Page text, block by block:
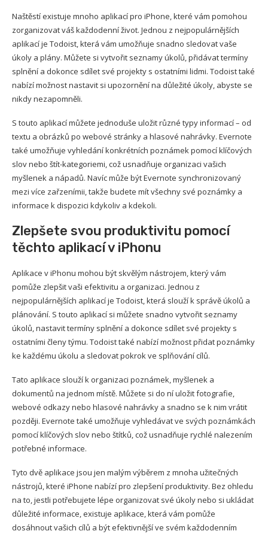
Naštěstí existuje mnoho aplikací pro iPhone, které vám pomohou
zorganizovat váš každodenní život. Jednou z nejpopulárnějších
aplikací je Todoist, která vám umožňuje snadno sledovat vaše
úkoly a plány. Můžete si vytvořit seznamy úkolů, přidávat termíny
splnění a dokonce sdílet své projekty s ostatními lidmi. Todoist také
nabízí možnost nastavit si upozornění na důležité úkoly, abyste se
nikdy nezapomněli.
S touto aplikací můžete jednoduše uložit různé typy informací – od
textu a obrázků po webové stránky a hlasové nahrávky. Evernote
také umožňuje vyhledání konkrétních poznámek pomocí klíčových
slov nebo štít-kategoriemi, což usnadňuje organizaci vašich
myšlenek a nápadů. Navíc může být Evernote synchronizovaný
mezi více zařzenímii, takže budete mít všechny své poznámky a
informace k dispozici kdykoliv a kdekoli.
Zlepšete svou produktivitu pomocí
těchto aplikací v iPhonu
Aplikace v iPhonu mohou být skvělým nástrojem, který vám
pomůže zlepšit vaši efektivitu a organizaci. Jednou z
nejpopulárnějších aplikací je Todoist, která slouží k správě úkolů a
plánování. S touto aplikací si můžete snadno vytvořit seznamy
úkolů, nastavit termíny splnění a dokonce sdílet své projekty s
ostatními členy týmu. Todoist také nabízí možnost přidat poznámky
ke každému úkolu a sledovat pokrok ve splňování cílů.
Tato aplikace slouží k organizaci poznámek, myšlenek a
dokumentů na jednom místě. Můžete si do ní uložit fotografie,
webové odkazy nebo hlasové nahrávky a snadno se k nim vrátit
později. Evernote také umožňuje vyhledávat ve svých poznámkách
pomocí klíčových slov nebo štítků, což usnadňuje rychlé nalezením
potřebné informace.
Tyto dvě aplikace jsou jen malým výběrem z mnoha užitečných
nástrojů, které iPhone nabízí pro zlepšení produktivity. Bez ohledu
na to, jestli potřebujete lépe organizovat své úkoly nebo si ukládat
důležité informace, existuje aplikace, která vám pomůže
dosáhnout vašich cílů a být efektivnější ve svém každodenním